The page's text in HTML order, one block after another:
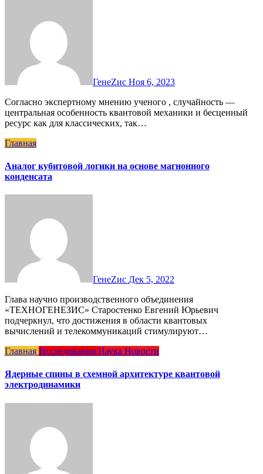
ГенеZис Ноя 6, 2023
Согласно экспертному мнению ученого , случайность —
центральная особенность квантовой механики и бесценный
ресурс как для классических, так…
Главная
Аналог кубитовой логики на основе магнонного
конденсата
ГенеZис Дек 5, 2022
Глава научно производственного объединения
«ТЕХНОГЕНЕЗИС» Старостенко Евгений Юрьевич
подчеркнул, что достижения в области квантовых
вычислений и телекоммуникаций стимулируют…
Главная Исследования Наука Новости
Ядерные спины в схемной архитектуре квантовой
электродинамики